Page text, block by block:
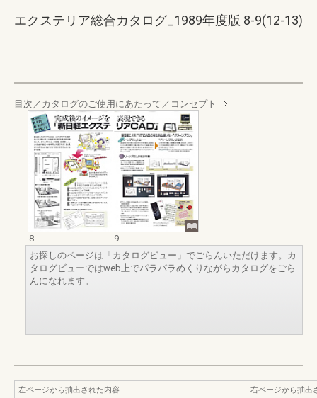
エクステリア総合カタログ_1989年度版 8-9(12-13)
目次／カタログのご使用にあたって／コンセプト
8
9
お探しのページは「カタログビュー」でごらんいただけます。カ
タログビューではweb上でパラパラめくりながらカタログをごら
んになれます。
左ページから抽出された内容
右ページから抽出